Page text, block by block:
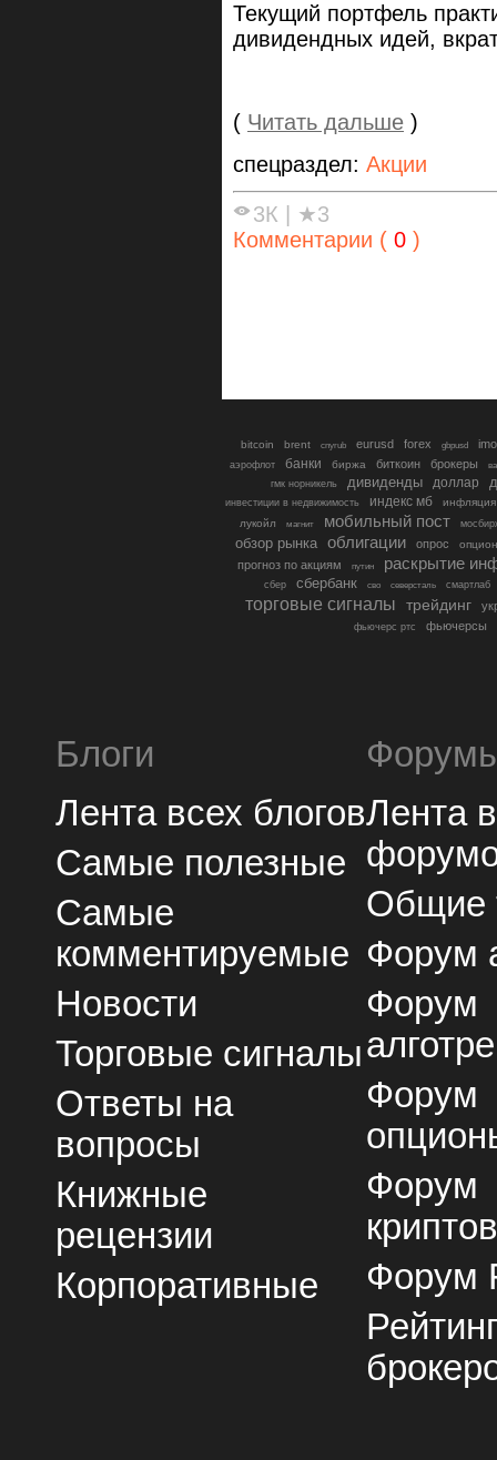
Текущий портфель
дивидендных идей,
( Читать дальше )
спецраздел: Акции
3К
★3
Комментарии ( 0 )
bitcoin brent cnyrub eurusd forex gbpusd
аэрофлот банки биржа биткоин брокеры
гмк норникель
дивиденды доллар
инвестиции в недвижимость индекс мб
инфляция
лукойл
магнит мобильный пост
обзор рынка облигации опрос
прогноз по акциям путин раскрытие
сбер сбербанк сво северсталь смартлаб
торговые сигналы трейдинг
фьючерс ртс фьючерсы
Блоги
Лента всех блогов
Самые полезные
Самые
комментируемые
Новости
Торговые сигналы
Ответы на
вопросы
Книжные
рецензии
Корпоративные
Лента
Общие
Форум
Форум
Форум
Форум
Форум